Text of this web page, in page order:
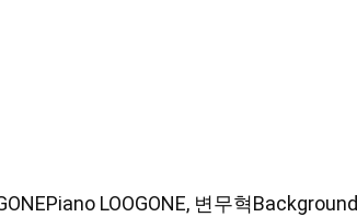
LOOGONE, 변무혁Background